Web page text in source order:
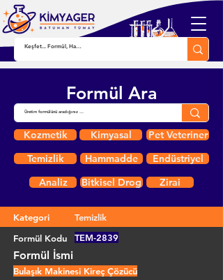
Formül Ara
Kozmetik Kimyasal
Pet Veteriner
Temizlik
Hammadde
Endüstriyel
Analiz
Bitkisel Drog Zirai
Kategori
Temizlik
Formül Kodu
TEM-2839
Formül İsmi
Bulaşık Makinesi Kireç Çözücü